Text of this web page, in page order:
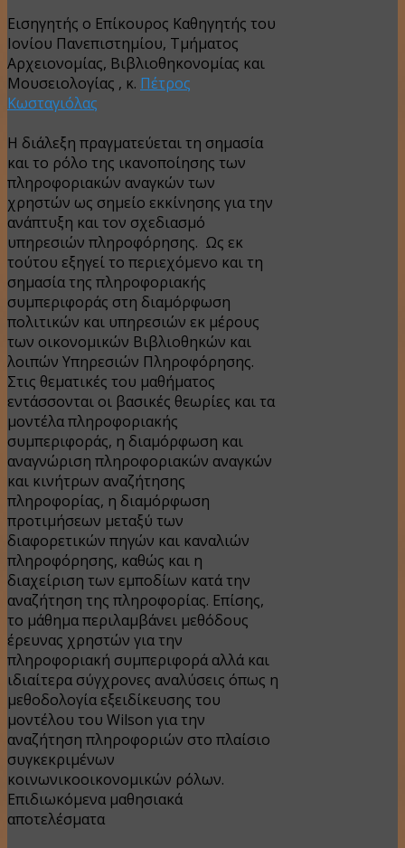
Εισηγητής ο Επίκουρος Καθηγητής του
Ιονίου Πανεπιστημίου, Τμήματος
Αρχειονομίας, Βιβλιοθηκονομίας και
Μουσειολογίας , κ. Πέτρος
Κωσταγιόλας
Η διάλεξη πραγματεύεται τη σημασία
και το ρόλο της ικανοποίησης των
πληροφοριακών αναγκών των
χρηστών ως σημείο εκκίνησης για την
ανάπτυξη και τον σχεδιασμό
υπηρεσιών πληροφόρησης. Ως εκ
τούτου εξηγεί το περιεχόμενο και τη
σημασία της πληροφοριακής
συμπεριφοράς στη διαμόρφωση
πολιτικών και υπηρεσιών εκ μέρους
των οικονομικών Βιβλιοθηκών και
λοιπών Υπηρεσιών Πληροφόρησης.
Στις θεματικές του μαθήματος
εντάσσονται οι βασικές θεωρίες και τα
μοντέλα πληροφοριακής
συμπεριφοράς, η διαμόρφωση και
αναγνώριση πληροφοριακών αναγκών
και κινήτρων αναζήτησης
πληροφορίας, η διαμόρφωση
προτιμήσεων μεταξύ των
διαφορετικών πηγών και καναλιών
πληροφόρησης, καθώς και η
διαχείριση των εμποδίων κατά την
αναζήτηση της πληροφορίας. Επίσης,
το μάθημα περιλαμβάνει μεθόδους
έρευνας χρηστών για την
πληροφοριακή συμπεριφορά αλλά και
ιδιαίτερα σύγχρονες αναλύσεις όπως η
μεθοδολογία εξειδίκευσης του
μοντέλου του Wilson για την
αναζήτηση πληροφοριών στο πλαίσιο
συγκεκριμένων
κοινωνικοοικονομικών ρόλων.
Επιδιωκόμενα μαθησιακά
αποτελέσματα